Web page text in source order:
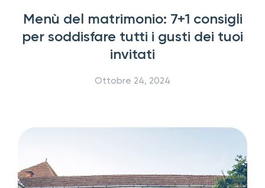
Menù del matrimonio: 7+1 consigli
per soddisfare tutti i gusti dei tuoi
invitati
Ottobre 24, 2024